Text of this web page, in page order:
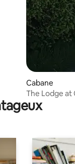
Cabane
The Lodge at
rondins de luxe